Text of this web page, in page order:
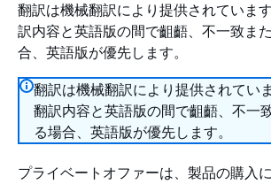
翻訳は機械翻訳により提供されていま
訳内容と英語版の間で齟齬、不一致ま
合、英語版が優先します。
翻訳は機械翻訳により提供されてい
翻訳内容と英語版の間で齟齬、不一
る場合、英語版が優先します。
プライベートオファーは、製品の購入